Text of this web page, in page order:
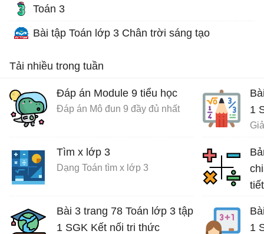
Toán 3
Bài tập Toán lớp 3 Chân trời sáng tạo
Tải nhiều trong tuần
Đáp án Module 9 tiểu học
Đáp án Mô đun 9 đầy đủ nhất
Tìm x lớp 3
Dạng Toán tìm x lớp 3
Bài 3 trang 78 Toán lớp 3 tập
1 SGK Kết nối tri thức
1
tiết
1